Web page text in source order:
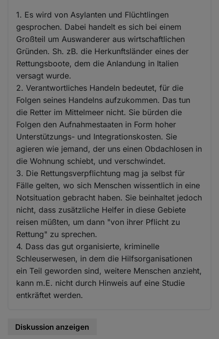
1. Es wird von Asylanten und Flüchtlingen
gesprochen. Dabei handelt es sich bei einem
Großteil um Auswanderer aus wirtschaftlichen
Gründen. Sh. zB. die Herkunftsländer eines der
Rettungsboote, dem die Anlandung in Italien
versagt wurde.
2. Verantwortliches Handeln bedeutet, für die
Folgen seines Handelns aufzukommen. Das tun
die Retter im Mittelmeer nicht. Sie bürden die
Folgen den Aufnahmestaaten in Form hoher
Unterstützungs- und Integrationskosten. Sie
agieren wie jemand, der uns einen Obdachlosen in
die Wohnung schiebt, und verschwindet.
3. Die Rettungsverpflichtung mag ja selbst für
Fälle gelten, wo sich Menschen wissentlich in eine
Notsituation gebracht haben. Sie beinhaltet jedoch
nicht, dass zusätzliche Helfer in diese Gebiete
reisen müßten, um dann "von ihrer Pflicht zu
Rettung" zu sprechen.
4. Dass das gut organisierte, kriminelle
Schleuserwesen, in dem die Hilfsorganisationen
ein Teil geworden sind, weitere Menschen anzieht,
kann m.E. nicht durch Hinweis auf eine Studie
entkräftet werden.
Diskussion anzeigen